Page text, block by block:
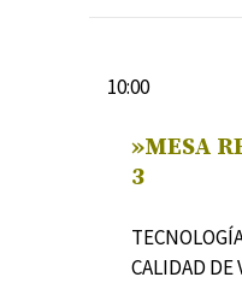
10:00
»MESA
3
CALIDAD DE